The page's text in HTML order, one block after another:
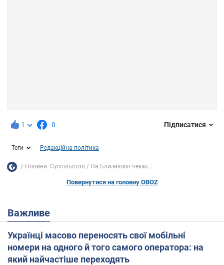
1 0 Підписатися
Теги Редакційна політика
Новини. Суспільство На Близнюків чекає...
Повернутися на головну OBOZ
Важливе
Українці масово переносять свої мобільні
номери на одного й того самого оператора: на
який найчастіше переходять